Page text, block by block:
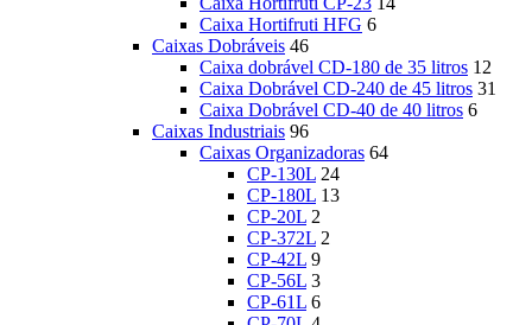
Caixa Hortifruti HFG 6
Caixas Dobráveis 46
Caixa dobrável CD-180 de 35 litros 12
Caixa Dobrável CD-240 de 45 litros 31
Caixa Dobrável CD-40 de 40 litros 6
Caixas Industriais 96
Caixas Organizadoras 64
CP-130L 24
CP-180L 13
CP-20L 2
CP-372L 2
CP-42L 9
CP-56L 3
CP-61L 6